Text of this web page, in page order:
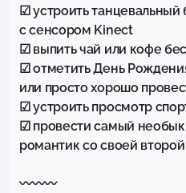
☑ устроить танцевальный
с сенсором Kinect
☑ выпить чай или кофе
☑ отметить День
или просто хорошо
☑ устроить просмотр
☑ провести самый
романтик со своей
〰〰〰